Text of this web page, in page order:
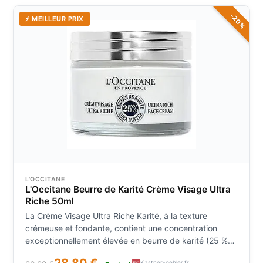
notes pétillantes d'orange. Finale : agréablement
moelleuse, douce et
-20%
⚡ MEILLEUR PRIX
L'OCCITANE
L'Occitane Beurre de Karité Crème Visage Ultra
Riche 50ml
La Crème Visage Ultra Riche Karité, à la texture
crémeuse et fondante, contient une concentration
exceptionnellement élevée en beurre de karité (25 %).